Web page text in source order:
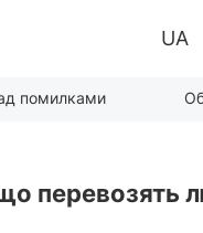
UA
помилками
перевозять